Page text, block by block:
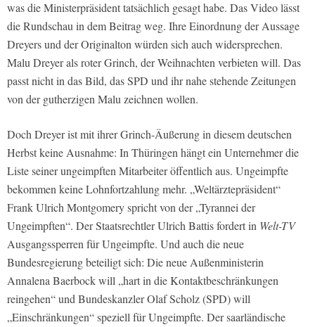
was die Ministerpräsident tatsächlich gesagt habe. Das Video lässt
die Rundschau in dem Beitrag weg. Ihre Einordnung der Aussage
Dreyers und der Originalton würden sich auch widersprechen.
Malu Dreyer als roter Grinch, der Weihnachten verbieten will. Das
passt nicht in das Bild, das SPD und ihr nahe stehende Zeitungen
von der gutherzigen Malu zeichnen wollen.
Doch Dreyer ist mit ihrer Grinch-Äußerung in diesem deutschen
Herbst keine Ausnahme: In Thüringen hängt ein Unternehmer die
Liste seiner ungeimpften Mitarbeiter öffentlich aus. Ungeimpfte
bekommen keine Lohnfortzahlung mehr. „Weltärztepräsident“
Frank Ulrich Montgomery spricht von der „Tyrannei der
Ungeimpften“. Der Staatsrechtler Ulrich Battis fordert in Welt-TV
Ausgangssperren für Ungeimpfte. Und auch die neue
Bundesregierung beteiligt sich: Die neue Außenministerin
Annalena Baerbock will „hart in die Kontaktbeschränkungen
reingehen“ und Bundeskanzler Olaf Scholz (SPD) will
„Einschränkungen“ speziell für Ungeimpfte. Der saarländische